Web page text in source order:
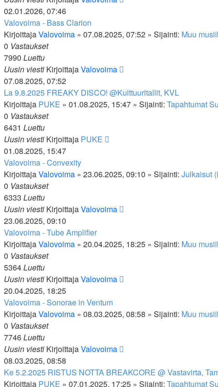
02.01.2026, 07:46
Valovoima - Bass Clarion
KirjoittajaValovoima » 07.08.2025, 07:52 » Sijainti: Muu
0 Vastaukset
7990 Luettu
Uusin viesti KirjoittajaValovoima
07.08.2025, 07:52
La 9.8.2025 FREAKY DISCO! @Kulttuuritallit, KVL
Kirjoittaja PUKE » 01.08.2025, 15:47 » Sijainti: Tapahtumat
0 Vastaukset
6431 Luettu
Uusin viesti Kirjoittaja PUKE
01.08.2025, 15:47
Valovoima - Convexity
KirjoittajaValovoima » 23.06.2025, 09:10 » Sijainti: Julkaisut
0 Vastaukset
6333 Luettu
Uusin viesti KirjoittajaValovoima
23.06.2025, 09:10
Valovoima - Tube Amplifier
KirjoittajaValovoima » 20.04.2025, 18:25 » Sijainti: Muu
0 Vastaukset
5364Luettu
Uusin viesti KirjoittajaValovoima
20.04.2025, 18:25
Valovoima - Sonorae in Ventum
KirjoittajaValovoima » 08.03.2025, 08:58 » Sijainti: Muu
0 Vastaukset
7746Luettu
Uusin viesti KirjoittajaValovoima
08.03.2025, 08:58
Ke 5.2.2025 RISTUS NOTTA BREAKCORE @ Vastavirta,
Kirjoittaja PUKE » 07.01.2025, 17:25 » Sijainti: Tapahtumat